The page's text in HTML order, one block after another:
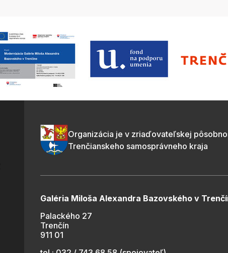
Organizácia je v zriaďovateľskej
Trenčianskeho samosprávneho kraja
Galéria Miloša Alexandra Bazovského v
Palackého 27
Trenčín
911 01